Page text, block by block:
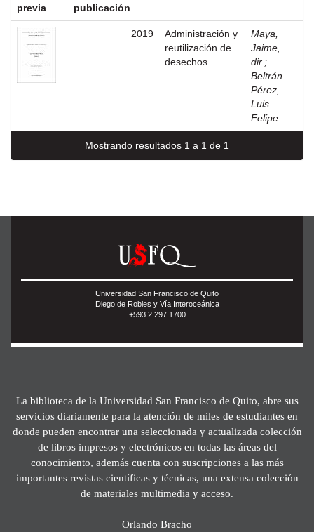
previa
publicación
2019
Administración y
reutilización de
desechos
Maya,
Jaime,
dir. ;
Beltrán
Pérez,
Luis
Felipe
Mostrando resultados 1 a 1 de 1
Universidad San Francisco de Quito
Diego de Robles y Vía Interoceánica
+593 2 297 1700
La biblioteca de la Universidad San Francisco de Quito, abre sus
servicios diariamente para la atención de miles de estudiantes en
donde pueden encontrar una seleccionada y actualizada colección
de libros impresos y electrónicos en todas las áreas del
conocimiento, además cuenta con suscripciones a las más
importantes revistas científicas y técnicas, una extensa colección
de materiales multimedia y acceso.
Orlando Bracho